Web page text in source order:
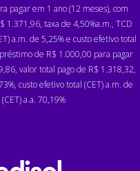
pagar em 1 ano (12 meses), com
1.371,96, taxa de 4,50%a.m., TCD
a.m. de 5,25% e custo efetivo total
de R$ 1.000,00 para pagar
valor total pago de R$ 1.318,32,
custo efetivo total (CET) a.m. de
a.a. 70,19%